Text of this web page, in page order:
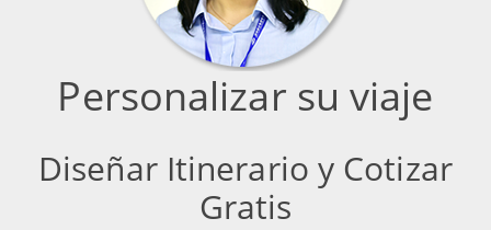
Personalizar su viaje
Diseñar Itinerario y Cotizar
Gratis